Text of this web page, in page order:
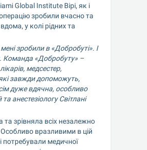
Global Institute Вірі, як і
зробили вчасно та
у колі рідних та
зробили в «Добробуті». І
Команда «Добробуту» –
медсестер,
завжди допоможуть,
дуже вдячна, особливо
анестезіологу Світлані
та зрівняла всіх незалежно
Особливо вразливими в цій
потребували медичної